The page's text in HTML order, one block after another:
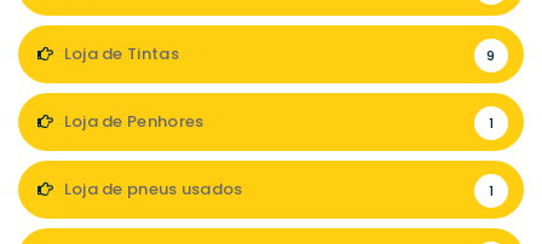
Loja de Tintas 9
Loja de Penhores 1
Loja de pneus usados 1